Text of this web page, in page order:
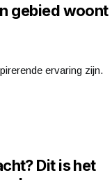
gebied woont
ervaring zijn.
Dit is het